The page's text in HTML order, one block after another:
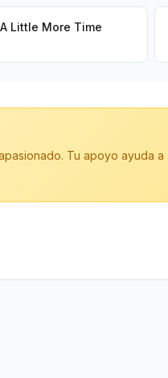
Little More Time
Tu apoyo ayuda a